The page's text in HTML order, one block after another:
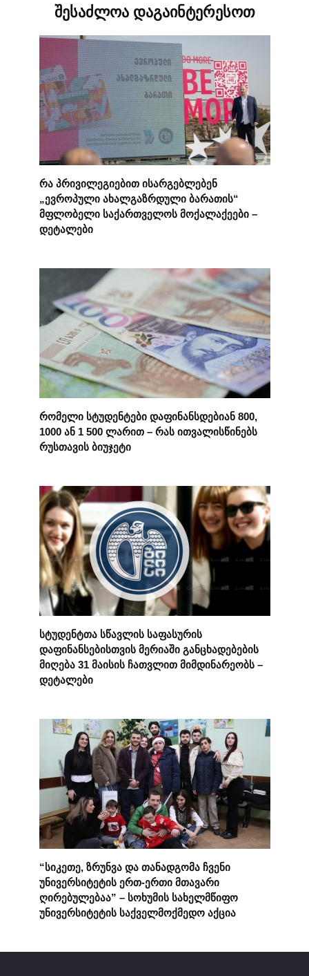
შესაძლოა დაგაინტერესოთ
რა პრივილეგიებით ისარგებლებენ
„ევროპული ახალგაზრდული ბარათის“
მფლობელი საქართველოს მოქალაქეები –
დეტალები
რომელი სტუდენტები დაფინანსდებიან 800,
1000 ან 1 500 ლარით – რას ითვალისწინებს
რუსთავის ბიუჯეტი
სტუდენტთა სწავლის საფასურის
დაფინანსებისთვის მერიაში განცხადებების
მიღება 31 მაისის ჩათვლით მიმდინარეობს –
დეტალები
“სიკეთე, ზრუნვა და თანადგომა ჩვენი
უნივერსიტეტის ერთ-ერთი მთავარი
ღირებულებაა” – სოხუმის სახელმწიფო
უნივერსიტეტის საქველმოქმედო აქცია